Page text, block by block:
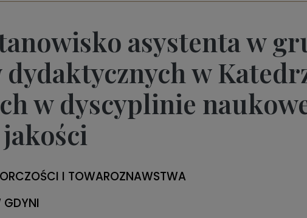
asystenta w
w
w dyscyplinie
I TOWAROZNAWSTWA
GDYNI